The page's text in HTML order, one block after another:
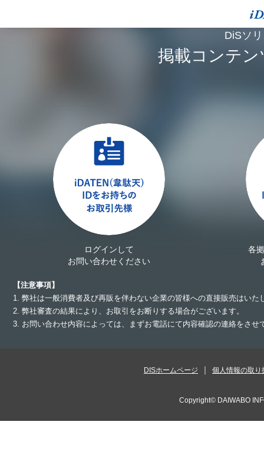
DiSソ
掲載コンテ
ログインして
お問い合わせください
各
【注意事項】
1. 弊社は一般消費者及び再販を伴わない企業の皆様への直接販売はいた
2. 弊社審査の結果により、お取引をお断りする場合がございます。
3. お問い合わせ内容によっては、まずお電話にて内容確認の連絡をさ
DISホームページ 個人情報の取り
Copyright© DAIWABO